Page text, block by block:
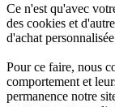
Ce n'est qu'avec
des cookies et
d'achat
Pour ce faire, nous
comportement et
permanence notre